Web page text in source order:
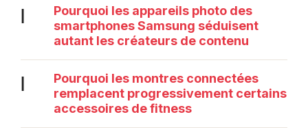
Pourquoi les appareils photo des
smartphones Samsung séduisent
autant les créateurs de contenu
Pourquoi les montres connectées
remplacent progressivement certains
accessoires de fitness